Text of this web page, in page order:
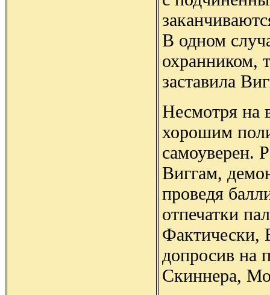
В одном
охранником,
заставила
Несмотря на
хорошим
самоуверен.
Виггам,
проведя
отпечатки
Фактически,
допросив на
Скиннера,